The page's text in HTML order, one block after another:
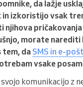
da lažje
in izkoristijo vsak
njihova
morate narediti
tem, da SMS in e-
vsake
komunikacijo z